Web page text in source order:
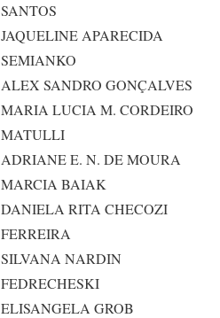
SANTOS
JAQUELINE APARECIDA
SEMIANKO
ALEX SANDRO GONÇALVES
MARIA LUCIA M. CORDEIRO
MATULLI
ADRIANE E. N. DE MOURA
MARCIA BAIAK
DANIELA RITA CHECOZI
FERREIRA
SILVANA NARDIN
FEDRECHESKI
ELISANGELA GROB